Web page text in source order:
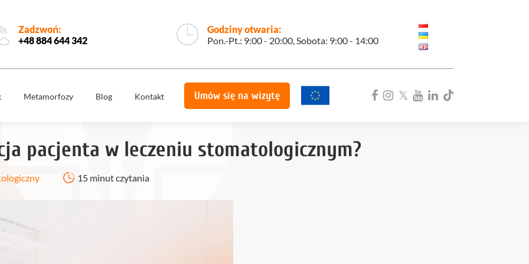
Zadzwoń:
+48 884 644 342
Godziny otwaria:
Pon.-Pt.: 9:00 - 20:00, Sobota: 9:00 - 14:00
Implantologia Implantoprotetyka
Implanty
szczękowa
Metamorfozy Blog Kontakt Umów się na wizytę
pacjenta w leczeniu stomatologicznym?
15 minut czytania